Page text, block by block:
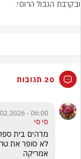
ובקרבת הגבול הרוסי.
20 תגובות
06:00 - 03.02.2026
סי סי
אמריקה